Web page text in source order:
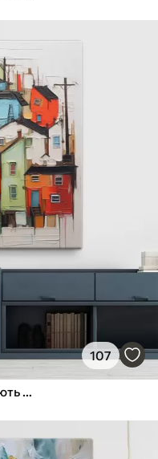
107
Абстрактні будиночки, що імітують мазок пензля